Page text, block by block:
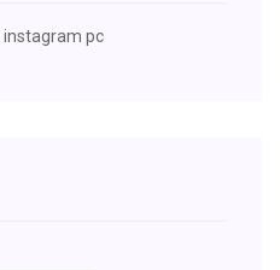
pc